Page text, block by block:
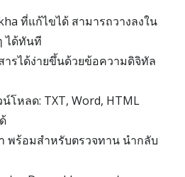
ที่แก้ไขได้ สามารถวางลงใน
ได้ทันที
ารได้ง่ายขึ้นด้วยข้อความดิจิทัล
โหลด: TXT, Word, HTML
พร้อมสำหรับตรวจทาน นำกลับ